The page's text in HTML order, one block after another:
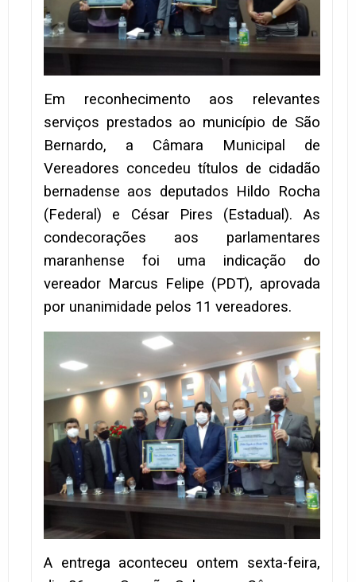
Em reconhecimento aos relevantes
serviços prestados ao município de São
Bernardo, a Câmara Municipal de
Vereadores concedeu títulos de cidadão
bernadense aos deputados Hildo Rocha
(Federal) e César Pires (Estadual). As
condecorações aos parlamentares
maranhense foi uma indicação do
vereador Marcus Felipe (PDT), aprovada
por unanimidade pelos 11 vereadores.
A entrega aconteceu ontem sexta-feira,